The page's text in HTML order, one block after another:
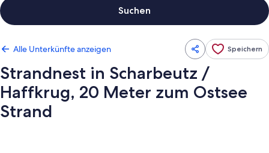
Suchen
Alle Unterkünfte anzeigen Speichern
Strandnest in Scharbeutz /
Haffkrug, 20 Meter zum Ostsee
Strand